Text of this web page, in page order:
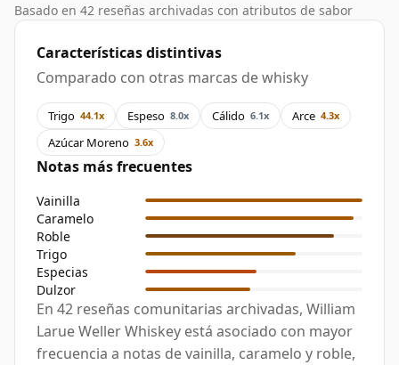
Basado en 42 reseñas archivadas con atributos de sabor
Características distintivas
Comparado con otras marcas de whisky
Trigo 44.1x Espeso 8.0x Cálido 6.1x Arce 4.3x
Azúcar Moreno 3.6x
Notas más frecuentes
Vainilla
Caramelo
Roble
Trigo
Especias
Dulzor
En 42 reseñas comunitarias archivadas, William
Larue Weller Whiskey está asociado con mayor
frecuencia a notas de vainilla, caramelo y roble,